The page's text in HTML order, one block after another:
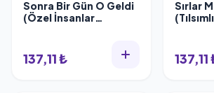
Sonra Bir Gün O Geldi
(Özel İnsanlar
137,11 ₺
Sırlar
137,11